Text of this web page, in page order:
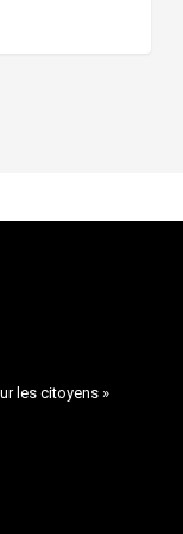
les citoyens »